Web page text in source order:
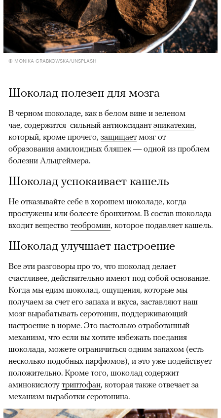
© MONIKA GRABKOWSKA/UNSPLASH
Шоколад полезен для мозга
В черном шоколаде, как в белом вине и зеленом
чае, содержится сильный антиоксидант эпикатехин,
который, кроме прочего, защищает мозг от
образования амилоидных бляшек — одной из проблем
болезни Альцгеймера.
Шоколад успокаивает кашель
Не отказывайте себе в хорошем шоколаде, когда
простужены или болеете бронхитом. В состав шоколада
входит вещество теобромин, которое подавляет кашель.
Шоколад улучшает настроение
Все эти разговоры про то, что шоколад делает
счастливее, действительно имеют под собой основание.
Когда мы едим шоколад, ощущения, которые мы
получаем за счет его запаха и вкуса, заставляют наш
мозг вырабатывать серотонин, поддерживающий
настроение в норме. Это настолько отработанный
механизм, что если вы хотите избежать поедания
шоколада, можете ограничиться одним запахом (есть
несколько подобных парфюмов), и это уже подействует
положительно. Кроме того, шоколад содержит
аминокислоту триптофан, которая также отвечает за
механизм выработки серотонина. ​